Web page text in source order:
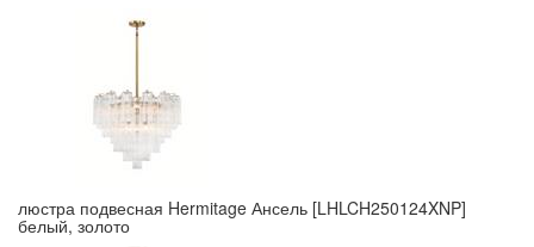
люстра подвесная Hermitage Ансель [LHLCH250124XNP]
белый, золото